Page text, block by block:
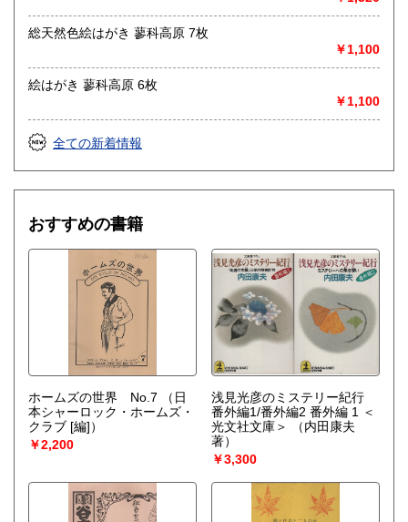
哲学宗教、歴史、社会科学、美術工芸、外国文学、趣味、サ
ブカルチャー、古書一般（その他）
総天然色絵はがき 蓼科高原 7枚
￥1,100
絵はがき 蓼科高原 6枚
￥1,100
全ての新着情報
おすすめの書籍
ホームズの世界 No.7
（日
本シャーロック・ホームズ・
クラブ [編]）
￥2,200
浅見光彦のミステリー紀行
番外編1/番外編2 番外編 1 ＜
光文社文庫＞
（内田康夫
著）
￥3,300